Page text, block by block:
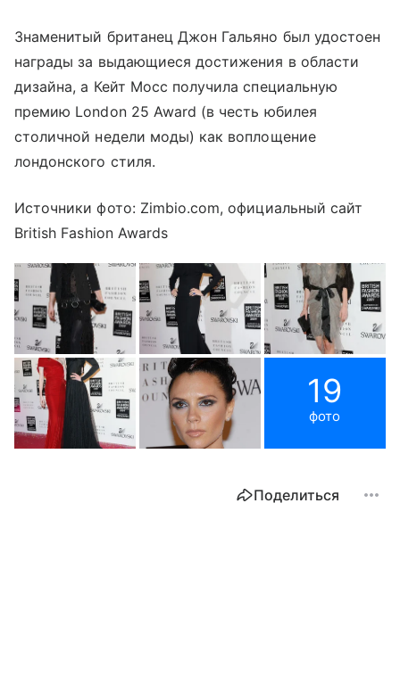
Знаменитый британец Джон Гальяно был удостоен
награды за выдающиеся достижения в области
дизайна, а Кейт Мосс получила специальную
премию London 25 Award (в честь юбилея
столичной недели моды) как воплощение
лондонского стиля.
Источники фото: Zimbio.com, официальный сайт
British Fashion Awards
19
фото
Поделиться